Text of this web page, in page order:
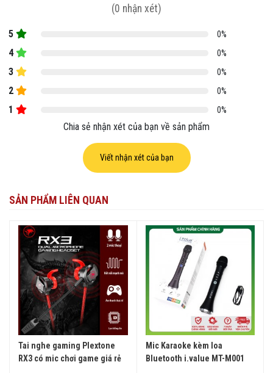
(0 nhận xét)
5 0%
4 0%
3 0%
2 0%
1 0%
Chia sẻ nhận xét của bạn về sản phẩm
Viết nhận xét của bạn
SẢN PHẨM LIÊN QUAN
Tai nghe gaming Plextone
RX3 có mic chơi game giá rẻ
Mic Karaoke kèm loa
Bluetooth i.value MT-M001